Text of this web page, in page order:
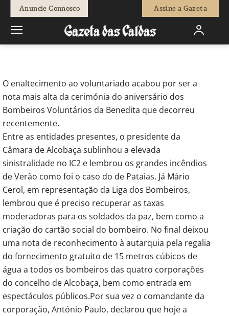
Anuncie Connosco Assine a Gazeta
Redação - 18 de Dezembro, 2015 669 0
O enaltecimento ao voluntariado acabou por ser a
nota mais alta da cerimónia do aniversário dos
Bombeiros Voluntários da Benedita que decorreu
recentemente.
Entre as entidades presentes, o presidente da
Câmara de Alcobaça sublinhou a elevada
sinistralidade no IC2 e lembrou os grandes incêndios
de Verão como foi o caso do de Pataias. Já Mário
Cerol, em representação da Liga dos Bombeiros,
lembrou que é preciso recuperar as taxas
moderadoras para os soldados da paz, bem como a
criação do cartão social do bombeiro. No final deixou
uma nota de reconhecimento à autarquia pela regalia
do fornecimento gratuito de 15 metros cúbicos de
água a todos os bombeiros das quatro corporações
do concelho de Alcobaça, bem como entrada em
espectáculos públicos.Por sua vez o comandante da
corporação, António Paulo, declarou que hoje a